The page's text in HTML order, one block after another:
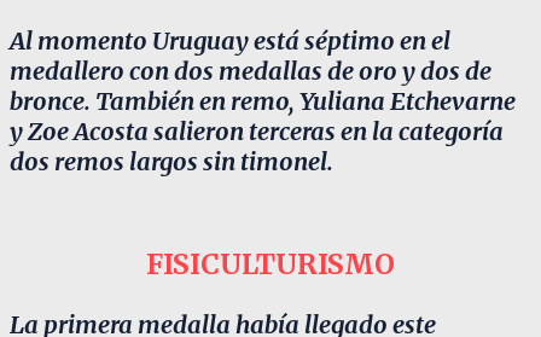
Al momento Uruguay está séptimo en el
medallero con dos medallas de oro y dos de
bronce. También en remo, Yuliana Etchevarne
y Zoe Acosta salieron terceras en la categoría
dos remos largos sin timonel.
FISICULTURISMO
La primera medalla había llegado este